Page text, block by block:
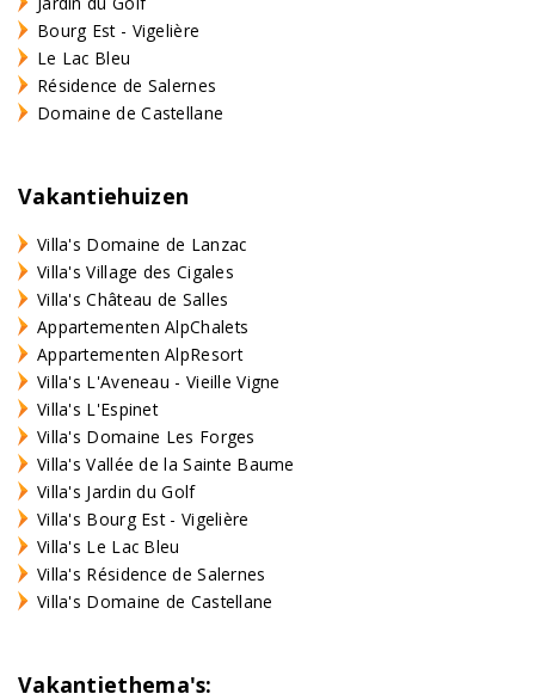
Bourg Est - Vigelière
Le Lac Bleu
Résidence de Salernes
Domaine de Castellane
Vakantiehuizen
Villa's Domaine de Lanzac
Villa's Village des Cigales
Villa's Château de Salles
Appartementen AlpChalets
Appartementen AlpResort
Villa's L'Aveneau - Vieille Vigne
Villa's L'Espinet
Villa's Domaine Les Forges
Villa's Vallée de la Sainte Baume
Villa's Jardin du Golf
Villa's Bourg Est - Vigelière
Villa's Le Lac Bleu
Villa's Résidence de Salernes
Villa's Domaine de Castellane
Vakantiethema's: